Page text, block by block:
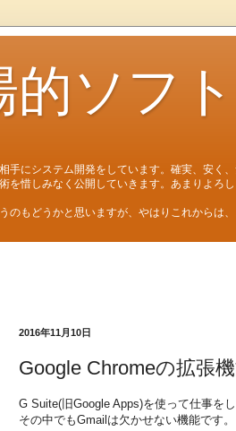
的ソフ
手にシステム開発をしています。確実、安く
を惜しみなく公開していきます。あまりよろ
のもどうかと思いますが、やはりこれからは
2016年11月10日
Google Chromeの拡張
G Suite(旧Google Apps)を使って仕事をし
その中でもGmailは欠かせない機能です。